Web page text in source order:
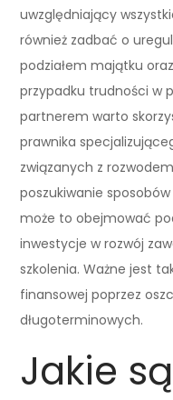
uwzględniający
również zadbać o
podziałem majątku
przypadku trudności w
partnerem warto
prawnika
związanych z
poszukiwanie
może to obejmować
inwestycje w rozwój
szkolenia. Ważne jest
finansowej poprzez
długoterminowych.
Jakie